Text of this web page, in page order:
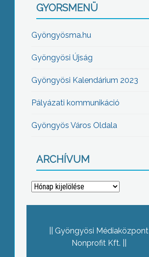
GYORSMENÜ
Gyöngyösma.hu
Gyöngyösi Újság
Gyöngyösi Kalendárium 2023
Pályázati kommunikáció
Gyöngyös Város Oldala
ARCHÍVUM
Archívum
Gyöngyösi Médiaközpont
Nonprofit Kft.